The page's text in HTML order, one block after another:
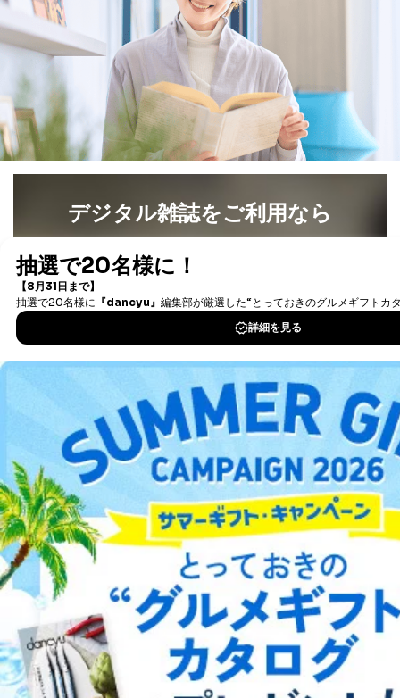
7
トに登録された方
処、オペレーター教育など応対品
質向上のため
その他当社のプライバシーポリシ
ー等にて公表する利用目的達成の
ため
※上記の利用目的のうちNo.1～5については保有個人デ
ータ（開示対象個人情報）の利用目的であり、下記4.の
開示等のご請求に対応させていただきます。
なお、6、7については、パートナー（提携企業）様又は
３．個人情報の第三者提供について
本人の同意を得ることなく第三者に提供することはあり
ません。ただし、次の場合は除きます。
法令に基づく場合
人の生命､身体または財産の保護のために必要がある
場合であって、本人の同意を得ることが困難であると
き。
に特に必要がある場合であって、本人の同意を得るこ
とが困難である場合。
国の機関もしくは地方公共団体またはその委託を受け
た者が法令の定める事務を遂行することに対して協力
する必要がある場合であって、本人の同意を得ること
により当該事務の遂行に支障を及ぼすおそれがあると
き。
上記２．の利用目的を実施するために守秘義務を結ん
だ企業に、業務の一部として個人情報の取扱いを委
託・提供する場合、その業務に必要な範囲で委託・提
供先企業に個人情報を開示することがあります。
委託・提供先企業は具体的には以下のような企業です
が、これらに限りません。
委託先：カスタマーサポート支援会社 、クレジッ
トカード決済などの決済代行・料金回収会社、広
告配信サービス会社
提供先：出版社、出版物発売元、卸売会社、販売
店など商品の供給者、梱包会社、配送会社、新聞
デジタル雑誌をご利用なら
書籍）が無料で読み放題！
DOWNLOAD FOR IOS
DOWNLOAD FOR ANDROID
ご利用方法はこちら
総合案内
アフィリエイト 採用情報
プレスリリース お問い合わせ
利用規約プライバシーポリシー 特定商取引法に基づく表示
出版社の皆様へ
投資家の皆様へサイトマップ